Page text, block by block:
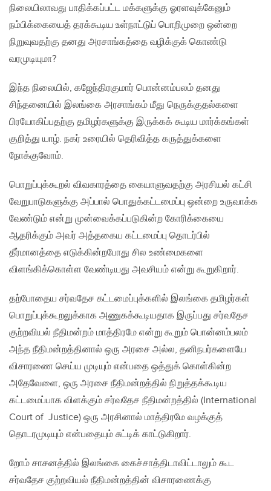
நிலையிலாவது பாதிக்கப்பட்ட மக்களுக்கு ஓரளவுக்கேனும்
நம்பிக்கையைத் தரக்கூடிய உள்நாட்டுப் பொறிமுறை ஒன்றை
நிறுவுவதற்கு தனது அரசாங்கத்தை வழிக்குக் கொண்டு
வரமுடியுமா?
இந்த நிலையில், கஜேந்திரகுமார் பொன்னம்பலம் தனது
சிந்தனையில் இலங்கை அரசாங்கம் மீது நெருக்குதல்களை
பிரயோகிப்பதற்கு தமிழர்களுக்கு இருக்கக் கூடிய மார்க்கங்கள்
குறித்து யாழ். நகர் உரையில் தெரிவித்த கருத்துக்களை
நோக்குவோம்.
பொறுப்புக்கூறல் விவகாரத்தை கையாளுவதற்கு அரசியல் கட்சி
வேறுபாடுகளுக்கு அப்பால் பொதுக்கட்டமைப்பு ஒன்றை உருவாக்க
வேண்டும் என்று முன்வைக்கப்படுகின்ற கோரிக்கையை
ஆதரிக்கும் அவர் அத்தகைய கட்டமைப்பு தொடர்பில்
தீர்மானத்தை எடுக்கின்றபோது சில உண்மைகளை
விளங்கிக்கொள்ள வேண்டியது அவசியம் என்று கூறுகிறார்.
தற்போதைய சர்வதேச கட்டமைப்புக்களில் இலங்கை தமிழர்கள்
பொறுப்புக்கூறலுக்காக அணுகக்கூடியதாக இருப்பது சர்வதேச
குற்றவியல் நீதிமன்றம் மாத்திரமே என்று கூறும் பொன்னம்பலம்
அந்த நீதிமன்றத்தினால் ஒரு அரசை அல்ல, தனிநபர்களையே
விசாரணை செய்ய முடியும் என்பதை ஒத்துக் கொள்கின்ற
அதேவேளை, ஒரு அரசை நீதிமன்றத்தில் நிறுத்தக்கூடிய
கட்டமைப்பாக விளக்கும் சர்வதேச நீதிமன்றத்தில் (International
Court of Justice) ஒரு அரசினால் மாத்திரமே வழக்குத்
தொடரமுடியும் என்பதையும் சுட்டிக் காட்டுகிறார்.
றோம் சாசனத்தில் இலங்கை கைச்சாத்திடாவிட்டாலும் கூட
சர்வதேச குற்றவியல் நீதிமன்றத்தின் விசாரணைக்கு